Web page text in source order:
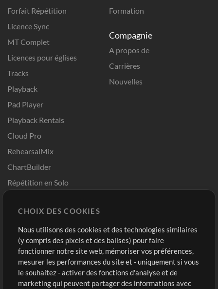
Forfait Répétition
Licence Sync
MT Complet
Licences pour églises
Tracks
Playback
Pad Player
Playback Rentals
Cloud Pro
RehearsalMix
ChartBuilder
Répétition en Solo
Modèles ProPresenter
Sons
Formation
Compagnie
A propos de
Carrières
Nouvelles
Boutique
Acheter des crédits
Contenu gratuit
Compte
Connexion
S'inscrire
CHOIX DES COOKIES
Nous utilisons des cookies et des technologies similaires
(y compris des pixels et des balises) pour faire
fonctionner notre site web, mémoriser vos préférences,
mesurer les performances du site et - uniquement si vous
le souhaitez - activer des fonctions d'analyse et de
marketing qui peuvent partager des informations avec